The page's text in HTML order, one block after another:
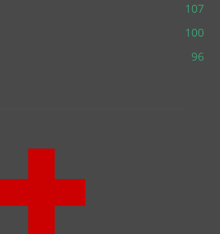
107
100
96